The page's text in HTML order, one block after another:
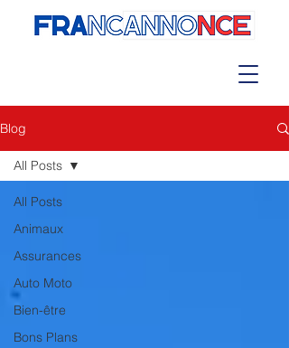
Blog
All Posts
Animaux
Assurances
Auto Moto
Bien-être
Bons Plans
All Posts